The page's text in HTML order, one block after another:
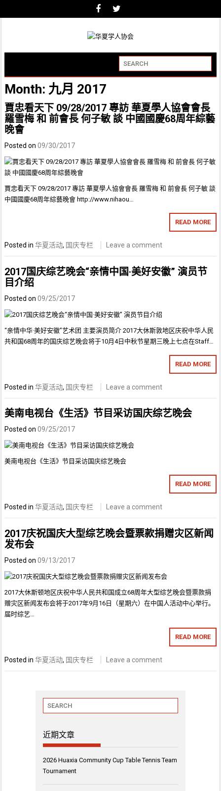
Month: 九月 2017
賈忠看天下 09/28/2017 專訪 華夏學人協會會長
羅雪梅 和 前會長 何子敏 談 中國國慶68周年綜藝
晚會
Posted on09/30/2017
賈忠看天下 09/28/2017 專訪 華夏學人協會會長 羅雪梅 和 前會長 何子敏 談
中國國慶68周年綜藝晚會 http://www.nihaou…
READ MORE
Posted in华夏活动, 国庆专栏 Leave a comment
2017国庆综艺晚会“亲情中国·美好安徽” 演员节
目介绍
Posted on09/25/2017
“亲情中华·美好安徽”艺术团 主要演员简介 2017大休斯敦地区庆祝中华人民
共和国68周年的国庆综艺晚会将于10月4日中秋节星期三晚上七点在Staff…
READ MORE
Posted in华夏活动, 国庆专栏 Leave a comment
美南电视台《生活》节目采访国庆综艺晚会
Posted on09/25/2017
美南电视台《生活》节目采访国庆综艺晚会
READ MORE
Posted in华夏活动, 国庆专栏 Leave a comment
2017庆祝国庆大型综艺晚会暨票款捐赠灾区新闻
发布会
Posted on09/13/2017
2017大休斯顿地区庆祝中华人民共和国成立68周年大型综艺晚会暨票款捐
赠灾区新闻发布会将于2017年9月16日（星期六）在中国人活动中心举行。
届时综艺…
READ MORE
Posted in华夏活动, 国庆专栏 Leave a comment
近期文章
2026 Huaxia Community Cup Table Tennis Team
Tournament